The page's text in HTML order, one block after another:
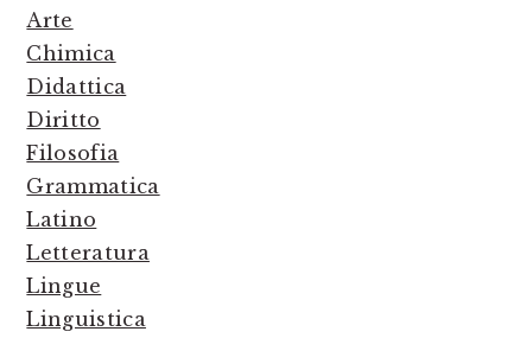
Arte
Chimica
Didattica
Diritto
Filosofia
Grammatica
Latino
Letteratura
Lingue
Linguistica